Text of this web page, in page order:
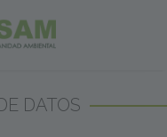
DATOS